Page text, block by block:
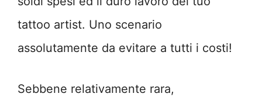
tattoo artist. Uno scenario
assolutamente da evitare a tutti i costi!
Sebbene relativamente rara,